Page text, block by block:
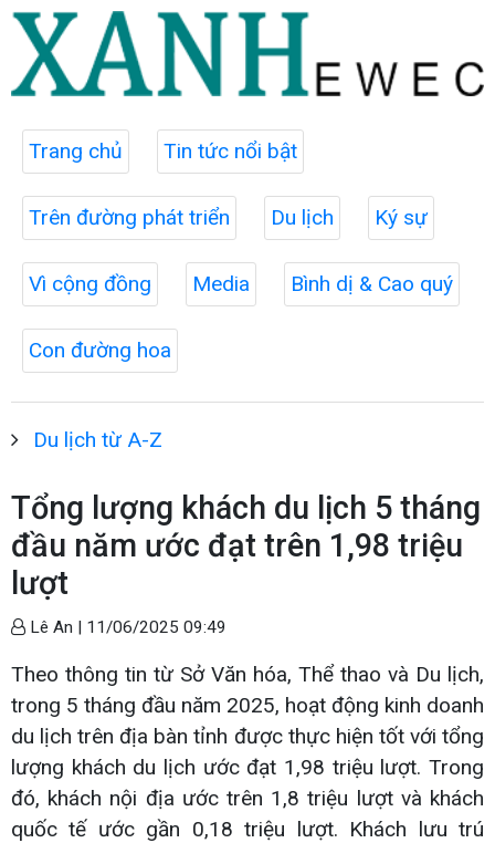
Trang chủ Tin tức nổi bật
Trên đường phát triển Du lịch Ký sự
Vì cộng đồng Media Bình dị & Cao quý
Con đường hoa
Du lịch từ A-Z
Tổng lượng khách du lịch 5 tháng
đầu năm ước đạt trên 1,98 triệu
lượt
Lê An | 11/06/2025 09:49
Theo thông tin từ Sở Văn hóa, Thể thao và Du lịch,
trong 5 tháng đầu năm 2025, hoạt động kinh doanh
du lịch trên địa bàn tỉnh được thực hiện tốt với tổng
lượng khách du lịch ước đạt 1,98 triệu lượt. Trong
đó, khách nội địa ước trên 1,8 triệu lượt và khách
quốc tế ước gần 0,18 triệu lượt. Khách lưu trú